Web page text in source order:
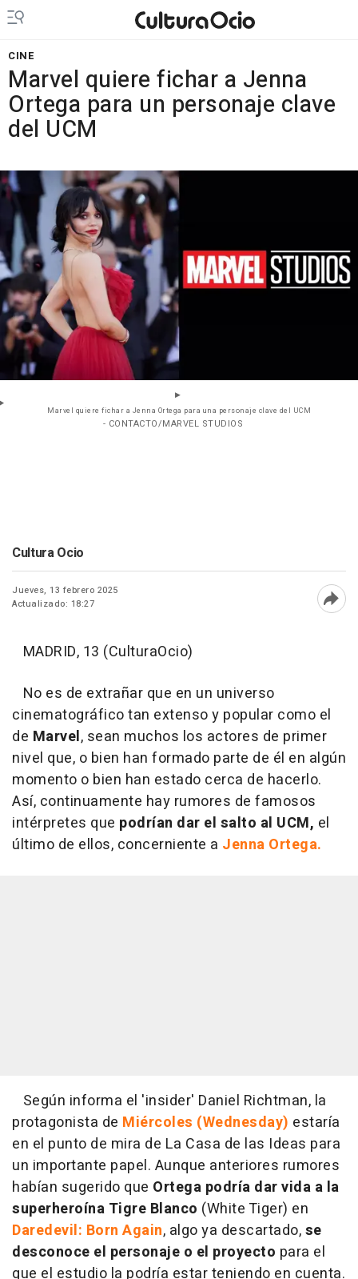
CINE
Marvel quiere fichar a Jenna
Ortega para un personaje clave
del UCM
Marvel quiere fichar a Jenna Ortega para una personaje clave del UCM
- CONTACTO/MARVEL STUDIOS
Cultura Ocio
Jueves, 13 febrero 2025
Actualizado: 18:27
MADRID, 13 (CulturaOcio)
No es de extrañar que en un universo
cinematográfico tan extenso y popular como el
de Marvel, sean muchos los actores de primer
nivel que, o bien han formado parte de él en algún
momento o bien han estado cerca de hacerlo.
Así, continuamente hay rumores de famosos
intérpretes que podrían dar el salto al UCM, el
último de ellos, concerniente a Jenna Ortega.
Según informa el 'insider' Daniel Richtman, la
protagonista de Miércoles (Wednesday) estaría
en el punto de mira de La Casa de las Ideas para
un importante papel. Aunque anteriores rumores
habían sugerido que Ortega podría dar vida a la
superheroína Tigre Blanco (White Tiger) en
Daredevil: Born Again, algo ya descartado,se
desconoce el personaje o el proyecto para el
que el estudio la podría estar teniendo en cuenta.